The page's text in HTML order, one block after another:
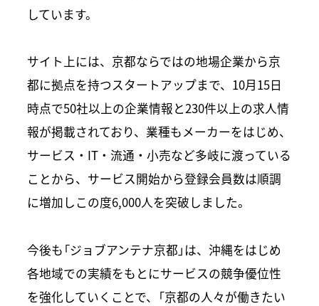
しています。
サイト上には、京都ならではの地場企業から京
都に拠点を持つスタートアップまで、10月15日
時点で50社以上の企業情報と230件以上の求人情
報が掲載されており、業種もメーカーをはじめ、
サービス・IT・流通・小売など多岐に渡っている
ことから、サービス開始から登録会員数は順調
に増加しこの度6,000人を突破しました。
今後も「ジョブアンテナ京都」は、沖縄をはじめ
各地域での実績をもとにサービスの競争優位性
を強化していくことで、「京都の人々が働きたい